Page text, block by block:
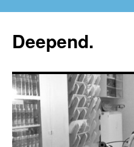
Deepend.